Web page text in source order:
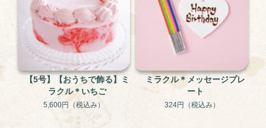
【5号】【おうちで飾る】ミ
ラクル＊いちご
5,600円 （税込み）
ミラクル＊メッセージプレ
ート
324円 （税込み）